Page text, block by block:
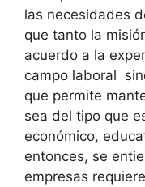
las necesidades
que tanto la
acuerdo a la
campo laboral
que permite
sea del tipo que
económico,
entonces, se
empresas